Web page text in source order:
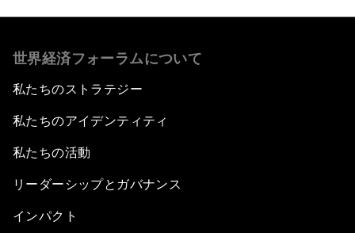
世界経済フォーラムについて
私たちのストラテジー
私たちのアイデンティティ
私たちの活動
リーダーシップとガバナンス
インパクト